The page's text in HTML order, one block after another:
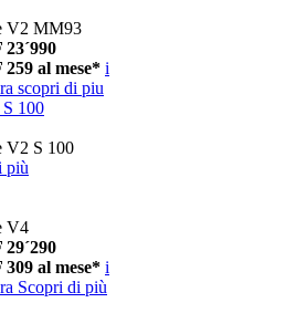
V2 MM93
al mese* i
scopri di piu
100
V2 S 100
più
V4
al mese* i
Scopri di più